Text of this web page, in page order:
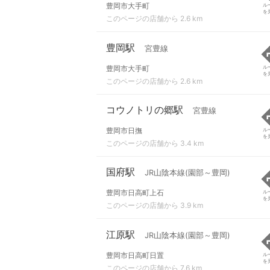
豊岡市大手町
このページの店舗から 2.6 km
ル
を
豊岡駅 宮豊線
豊岡市大手町
このページの店舗から 2.6 km
ル
を
コウノトリの郷駅 宮豊線
豊岡市日撫
このページの店舗から 3.4 km
ル
を
国府駅 JR山陰本線(園部～豊岡)
豊岡市日高町上石
このページの店舗から 3.9 km
ル
を
江原駅 JR山陰本線(園部～豊岡)
豊岡市日高町日置
このページの店舗から 7.6 km
ル
を